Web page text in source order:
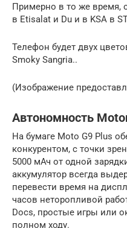
Примерно в то же
в Etisalat и Du и в KSA в
Телефон будет двух
Smoky Sangria..
(Изображение
Автономность
На бумаге Moto G9 Plus
конкурентом, с точки
5000 мАч от одной
аккумулятор всегда
перевести время на
часов неторопливой
Docs, простые игры или
полном ходу.